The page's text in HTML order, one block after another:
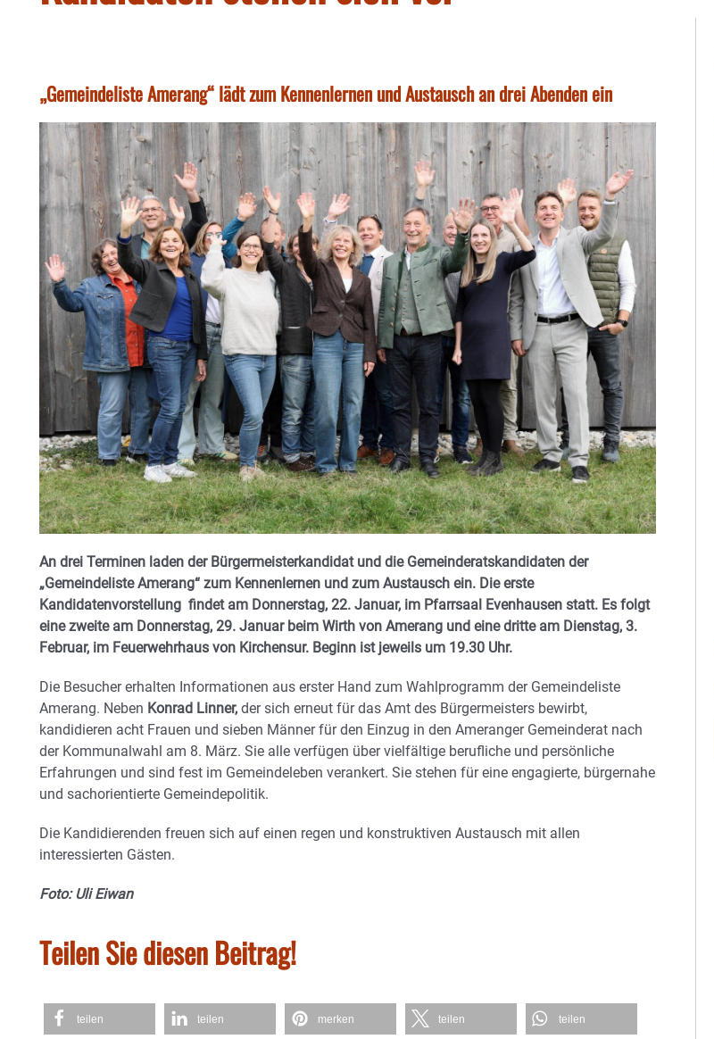
„Gemeindeliste Amerang“ lädt zum Kennenlernen und Austausch an drei Abenden ein
An drei Terminen laden der Bürgermeisterkandidat und die Gemeinderatskandidaten der
„Gemeindeliste Amerang“ zum Kennenlernen und zum Austausch ein. Die erste
Kandidatenvorstellung findet am Donnerstag, 22. Januar, im Pfarrsaal Evenhausen statt. Es folgt
eine zweite am Donnerstag, 29. Januar beim Wirth von Amerang und eine dritte am Dienstag, 3.
Februar, im Feuerwehrhaus von Kirchensur. Beginn ist jeweils um 19.30 Uhr.
Die Besucher erhalten Informationen aus erster Hand zum Wahlprogramm der Gemeindeliste
Amerang. Neben Konrad Linner, der sich erneut für das Amt des Bürgermeisters bewirbt,
kandidieren acht Frauen und sieben Männer für den Einzug in den Ameranger Gemeinderat nach
der Kommunalwahl am 8. März. Sie alle verfügen über vielfältige berufliche und persönliche
Erfahrungen und sind fest im Gemeindeleben verankert. Sie stehen für eine engagierte, bürgernahe
und sachorientierte Gemeindepolitik.
Die Kandidierenden freuen sich auf einen regen und konstruktiven Austausch mit allen
interessierten Gästen.
Foto: Uli Eiwan
Teilen Sie diesen Beitrag!
teilen teilen merken teilen teilen